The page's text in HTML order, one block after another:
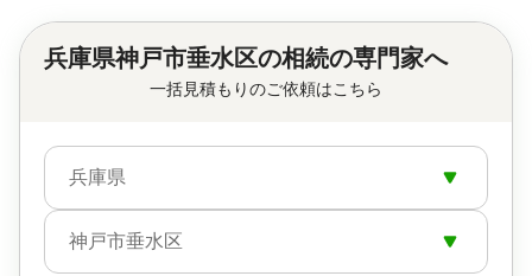
兵庫県神戸市垂水区の相続の専門家へ
一括見積もりのご依頼はこちら
兵庫県
神戸市垂水区